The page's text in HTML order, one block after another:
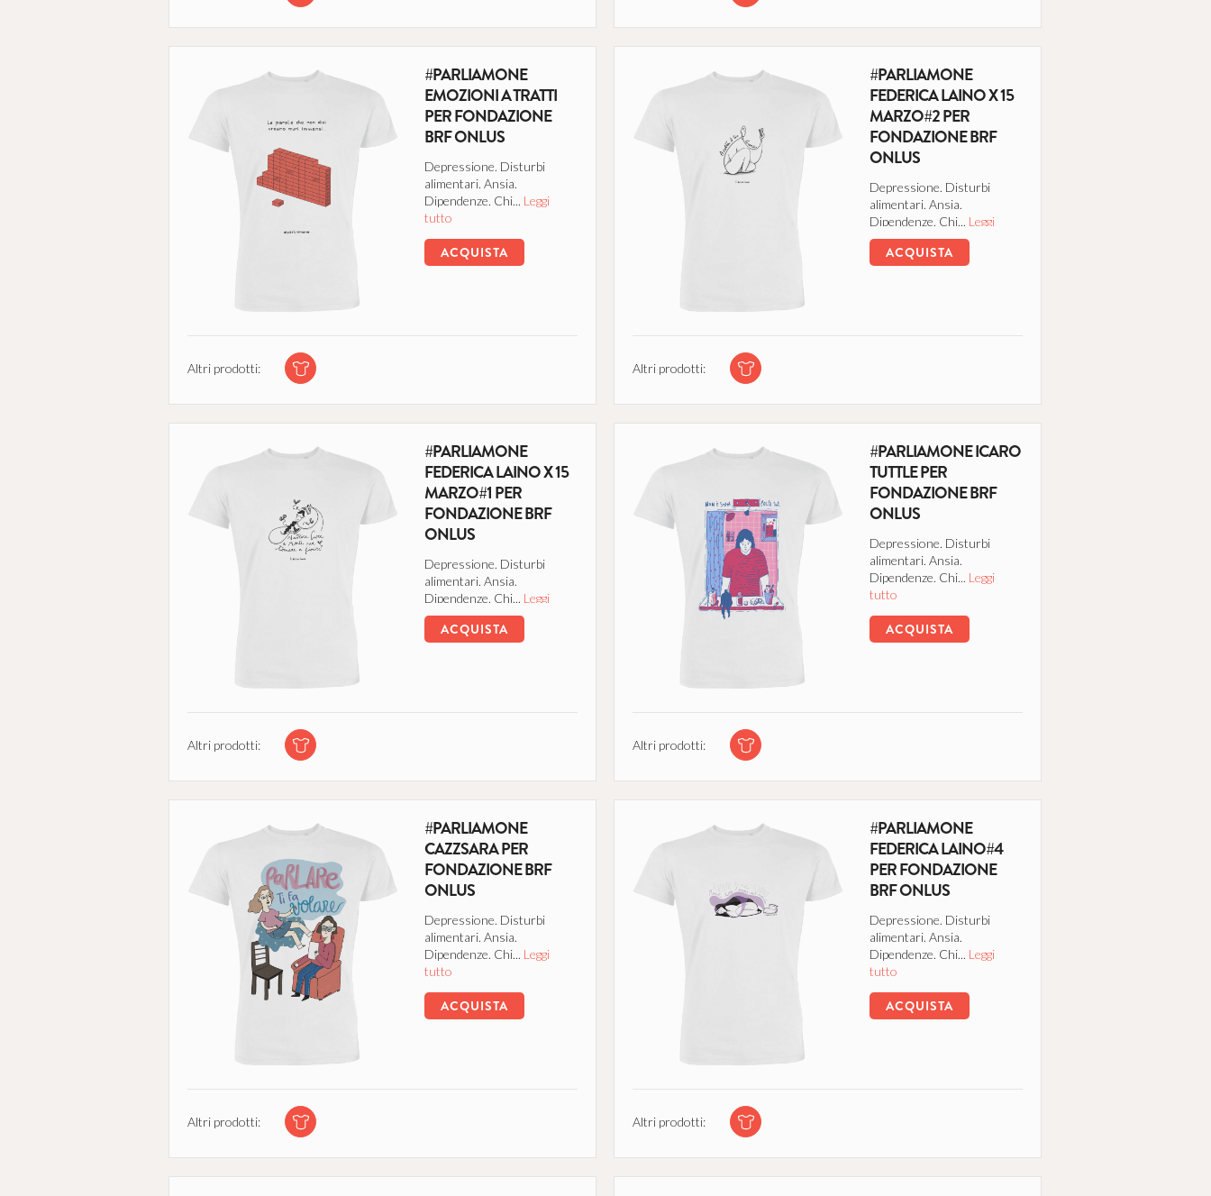
#PARLIAMONE
EMOZIONI A TRATTI
PER FONDAZIONE
BRF ONLUS
Depressione. Disturbi
alimentari. Ansia.
Dipendenze. Chi... Leggi
tutto
ACQUISTA
Altri prodotti:
#PARLIAMONE
FEDERICA LAINO X 15
MARZO#2 PER
FONDAZIONE BRF
ONLUS
Depressione. Disturbi
alimentari. Ansia.
Dipendenze. Chi... Leggi
tutto
ACQUISTA
Altri prodotti:
#PARLIAMONE
FEDERICA LAINO X 15
MARZO#1 PER
FONDAZIONE BRF
ONLUS
Depressione. Disturbi
alimentari. Ansia.
Dipendenze. Chi... Leggi
tutto
ACQUISTA
Altri prodotti:
#PARLIAMONE ICARO
TUTTLE PER
FONDAZIONE BRF
ONLUS
Depressione. Disturbi
alimentari. Ansia.
Dipendenze. Chi... Leggi
tutto
ACQUISTA
Altri prodotti:
#PARLIAMONE
CAZZSARA PER
FONDAZIONE BRF
ONLUS
Depressione. Disturbi
alimentari. Ansia.
Dipendenze. Chi... Leggi
tutto
ACQUISTA
Altri prodotti:
#PARLIAMONE
FEDERICA LAINO#4
PER FONDAZIONE
BRF ONLUS
Depressione. Disturbi
alimentari. Ansia.
Dipendenze. Chi... Leggi
tutto
ACQUISTA
Altri prodotti: